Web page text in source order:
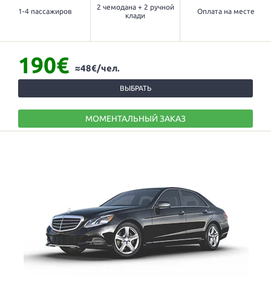
1-4 пассажиров
2 чемодана + 2 ручной
клади
Оплата на месте
190€ ≈48€/чел.
ВЫБРАТЬ
МОМЕНТАЛЬНЫЙ ЗАКАЗ